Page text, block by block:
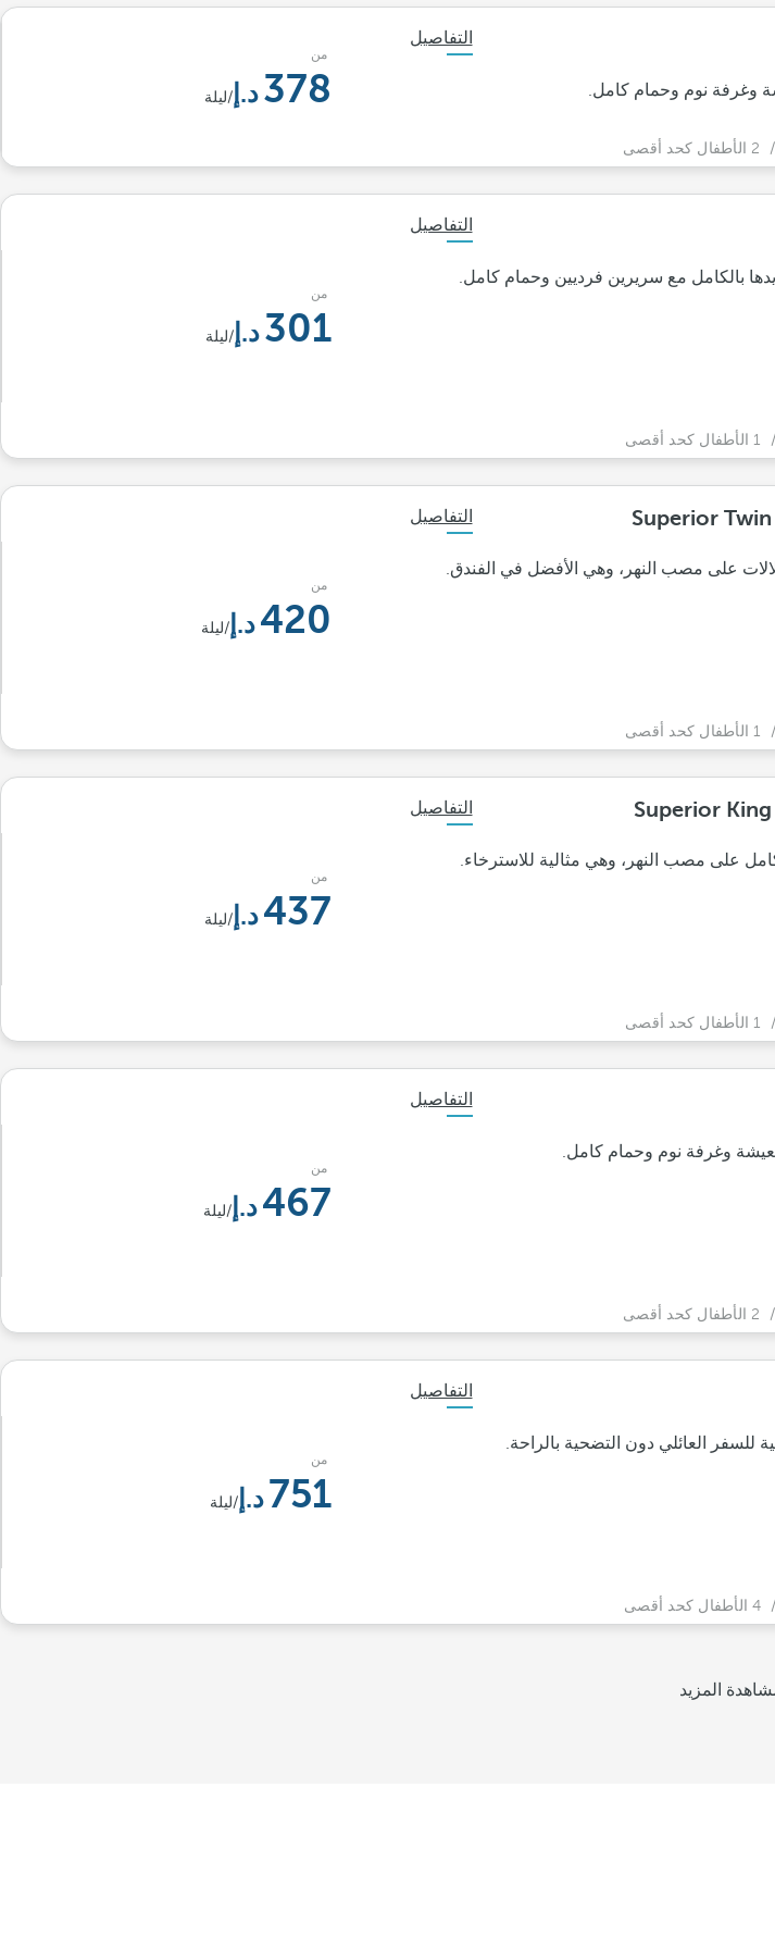
التفاصيل
وغرفة نوم وحمام كامل.
/ 2 الأطفال كحد أقصى
من
378 /ليلة
التفاصيل
بالكامل مع سريرين فرديين وحمام كامل.
/ 1 الأطفال كحد أقصى
من
301 /ليلة
Superior التفاصيل
على مصب النهر، وهي الأفضل في الفندق.
/ 1 الأطفال كحد أقصى
من
420 /ليلة
Superior التفاصيل
على مصب النهر، وهي مثالية للاسترخاء.
/ 1 الأطفال كحد أقصى
من
437 /ليلة
التفاصيل
وغرفة نوم وحمام كامل.
/ 2 الأطفال كحد أقصى
من
467 /ليلة
التفاصيل
للسفر العائلي دون التضحية بالراحة.
/ 4 الأطفال كحد أقصى
من
751 /ليلة
المزيد